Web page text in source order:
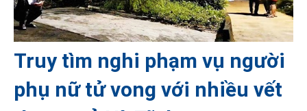
Truy tìm nghi phạm vụ người
phụ nữ tử vong với nhiều vết